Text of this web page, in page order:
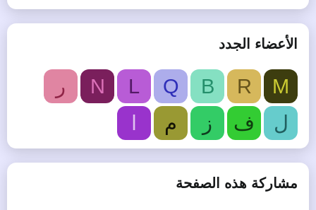
الأعضاء الجدد
M
R
B
Q
L
N
ر
ل
ف ز م
مشاركة هذه الصفحة